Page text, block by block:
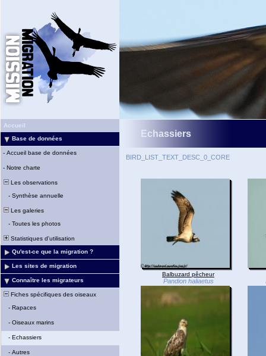
Accueil
Base de données
- Accueil base de données
- Notre charte
Les observations
- Synthèse annuelle
Les galeries
- Toutes les photos
Statistiques d'utilisation
Qu'est-ce que la migration ?
Les sites de migration
Connaître les migrateurs
Fiches spécifiques des oiseaux
- Rapaces
- Oiseaux marins
- Echassiers
- Autres
Echassiers
BIRD_LIST_TEXT_DESC_0_CORE
Balbuzard pêcheur
Pandion haliaetus